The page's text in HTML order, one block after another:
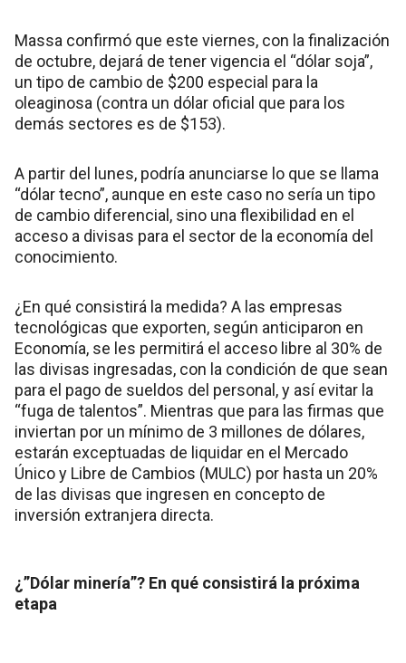
Massa confirmó que este viernes, con la finalización
de octubre, dejará de tener vigencia el “dólar soja”,
un tipo de cambio de $200 especial para la
oleaginosa (contra un dólar oficial que para los
demás sectores es de $153).
A partir del lunes, podría anunciarse lo que se llama
“dólar tecno”, aunque en este caso no sería un tipo
de cambio diferencial, sino una flexibilidad en el
acceso a divisas para el sector de la economía del
conocimiento.
¿En qué consistirá la medida? A las empresas
tecnológicas que exporten, según anticiparon en
Economía, se les permitirá el acceso libre al 30% de
las divisas ingresadas, con la condición de que sean
para el pago de sueldos del personal, y así evitar la
“fuga de talentos”. Mientras que para las firmas que
inviertan por un mínimo de 3 millones de dólares,
estarán exceptuadas de liquidar en el Mercado
Único y Libre de Cambios (MULC) por hasta un 20%
de las divisas que ingresen en concepto de
inversión extranjera directa.
¿”Dólar minería”? En qué consistirá la próxima
etapa